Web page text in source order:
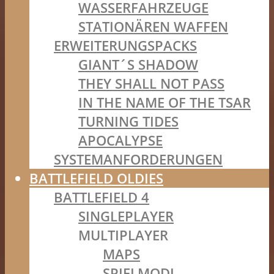
WASSERFAHRZEUGE
STATIONÄREN WAFFEN
ERWEITERUNGSPACKS
GIANT´S SHADOW
THEY SHALL NOT PASS
IN THE NAME OF THE TSAR
TURNING TIDES
APOCALYPSE
SYSTEMANFORDERUNGEN
BATTLEFIELD OLDIES
BATTLEFIELD 4
SINGLEPLAYER
MULTIPLAYER
MAPS